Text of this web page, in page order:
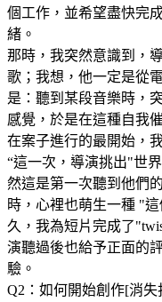
個工作，並希望盡快完
緒。
那時，我突然意識到，
歌；我想，他一定是從
是：聽到某段音樂時，
感覺，於是在這種自我
在案子進行的最開始，
“這一次，導演挑出"世
然這是第一次聽到他們
時，心裡也萌生一種 "
久，我為短片完成了
演聽過後也給予正面的
驗。
Q2：如何開始創作[消